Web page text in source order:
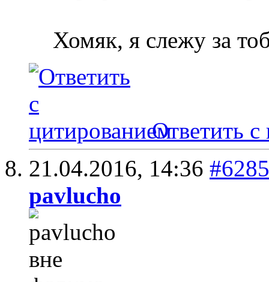
Хомяк, я слежу за
Ответить с
21.04.2016, 14:36 #6285
pavlucho